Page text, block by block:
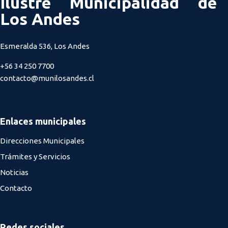
Los Andes
Esmeralda 536, Los Andes
+56 34 250 7700
contacto@munilosandes.cl
Enlaces municipales
Direcciones Municipales
Trámites y Servicios
Noticias
Contacto